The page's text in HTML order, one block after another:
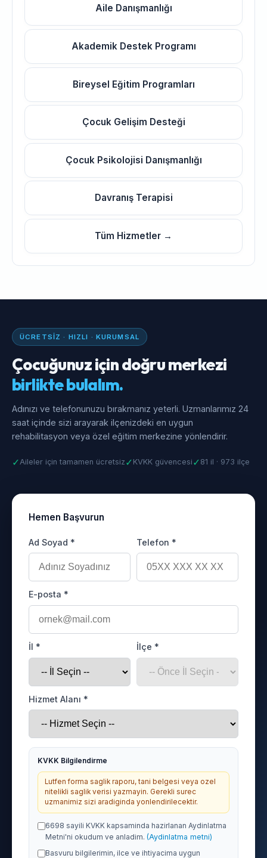
Aile Danışmanlığı
Akademik Destek Programı
Bireysel Eğitim Programları
Çocuk Gelişim Desteği
Çocuk Psikolojisi Danışmanlığı
Davranış Terapisi
Tüm Hizmetler →
ÜCRETSIZ · HIZLI · KURUMSAL
Çocuğunuz için doğru merkezi
birlikte bulalım.
Adınızı ve telefonunuzu bırakmanız yeterli. Uzmanlarımız 24
saat içinde sizi arayarak ilçenizdeki en uygun
rehabilitasyon veya özel eğitim merkezine yönlendirir.
✓Aileler için tamamen ücretsiz ✓ KVKK güvencesi ✓ 81 il · 973 ilçe
Hemen Başvurun
Ad Soyad * Telefon *
E-posta *
İl * İlçe *
Hizmet Alanı *
KVKK Bilgilendirme
Lutfen forma saglik raporu, tani belgesi veya ozel
nitelikli saglik verisi yazmayin. Gerekli surec
uzmanimiz sizi aradiginda yonlendirilecektir.
6698 sayili KVKK kapsaminda hazirlanan Aydinlatma
Metni'ni okudum ve anladim. (Aydinlatma metni)
Basvuru bilgilerimin, ilce ve ihtiyacima uygun